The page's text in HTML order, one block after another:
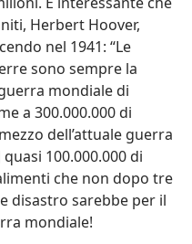
Herbert Hoover,
nel 1941: “Le
sono sempre la
mondiale di
a 300.000.000 di
dell’attuale guerra
100.000.000 di
che non dopo tre
disastro sarebbe per il
mondiale!